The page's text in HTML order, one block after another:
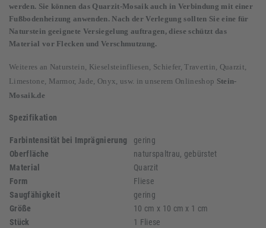
werden. Sie können das Quarzit-Mosaik auch in Verbindung mit einer
Fußbodenheizung anwenden. Nach der Verlegung sollten Sie eine für
Naturstein geeignete Versiegelung auftragen, diese schützt das
Material vor Flecken und Verschmutzung.
Weiteres an Naturstein, Kieselsteinfliesen, Schiefer, Travertin, Quarzit,
Limestone, Marmor, Jade, Onyx, usw. in unserem Onlineshop Stein-
Mosaik.de
Spezifikation
Farbintensität bei Imprägnierung
gering
Oberfläche
naturspaltrau, gebürstet
Material
Quarzit
Form
Fliese
Saugfähigkeit
gering
Größe
10 cm x 10 cm x 1 cm
Stück
1 Fliese